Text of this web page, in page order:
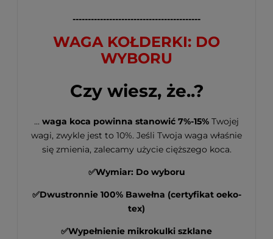
------------------------------------------
WAGA KOŁDERKI: DO
WYBORU
Czy wiesz, że..?
... waga koca powinna stanowić 7%-15% Twojej
wagi, zwykle jest to 10%. Jeśli Twoja waga właśnie
się zmienia, zalecamy użycie cięższego koca.
✅Wymiar: Do wyboru
✅Dwustronnie 100% Bawełna (certyfikat oeko-
tex)
✅Wypełnienie mikrokulki szklane